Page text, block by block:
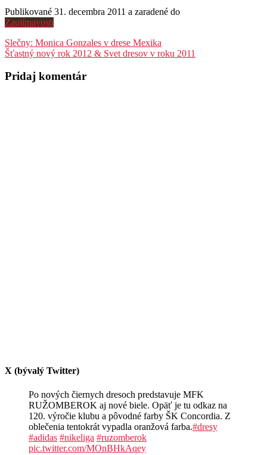
Publikované 31. decembra 2011 a zaradené do
Zaujímavosti
Navigácia
v
článku
Slečny: Monica Gonzales v drese Mexika
Šťastný nový rok 2012 & Svet dresov v roku 2011
Pridaj komentár
X (bývalý Twitter)
Po nových čiernych dresoch predstavuje MFK
RUŽOMBEROK aj nové biele. Opäť je tu odkaz na
120. výročie klubu a pôvodné farby ŠK Concordia. Z
oblečenia tentokrát vypadla oranžová farba.#dresy
#adidas #nikeliga #ruzomberok
pic.twitter.com/MOnBHkAqey